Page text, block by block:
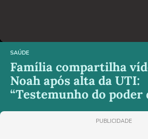
SAÚDE
Família compartilha
Noah após alta da UTI:
“Testemunho do poder
PUBLICIDADE